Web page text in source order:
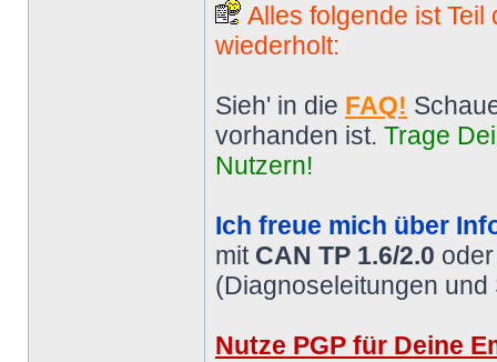
Alles folgende ist
wiederholt:
Sieh' in die FAQ!
vorhanden ist. Trage
Nutzern!
Ich freue mich über
mit CAN TP 1.6/2.0
(Diagnoseleitungen
Nutze PGP für Deine